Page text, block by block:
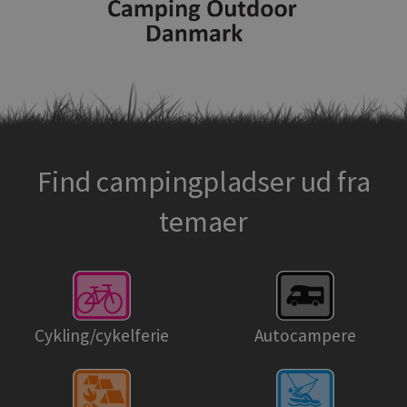
Find campingpladser ud fra
temaer
Cykling/cykelferie Autocampere